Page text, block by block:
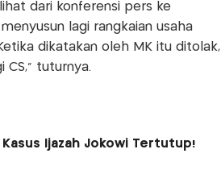
dari konferensi pers ke
lagi rangkaian usaha
dikatakan oleh MK itu ditolak,
CS," tuturnya.
Ijazah Jokowi Tertutup!